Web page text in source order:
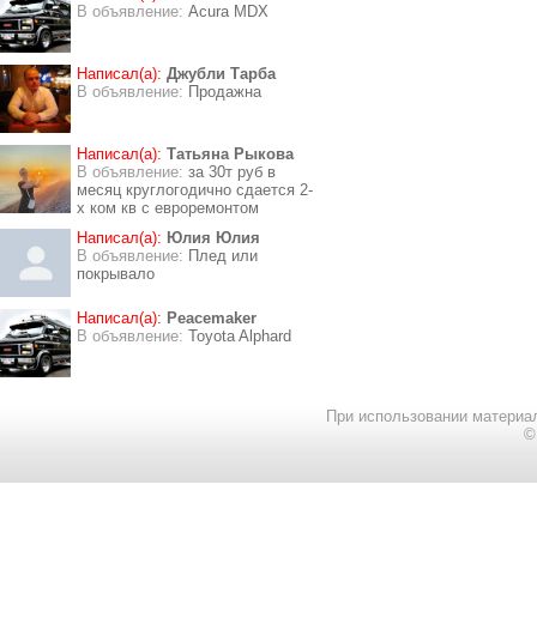
В объявление: Acura MDX
Написал(а): Джубли Тарба
В объявление: Продажна
Написал(а): Татьяна Рыкова
В объявление: за 30т руб в
месяц круглогодично сдается 2-
х ком кв с евроремонтом
Написал(а): Юлия Юлия
В объявление: Плед или
покрывало
Написал(а): Peacemaker
В объявление: Toyota Alphard
При использовании